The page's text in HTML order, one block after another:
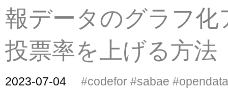
報データのグラフ化
投票率を上げる方法
2023-07-04 #codefor #sabae #opendata